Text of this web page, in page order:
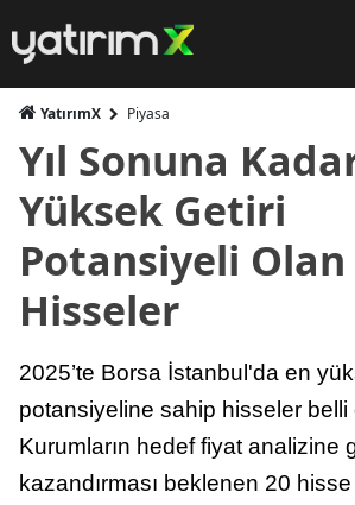
YatırımX Piyasa
Yıl Sonuna
Yüksek Getiri
Potansiyeli Olan
Hisseler
2025’te Borsa İstanbul'da en
potansiyeline sahip hisseler belli
Kurumların hedef fiyat analizine
kazandırması beklenen 20